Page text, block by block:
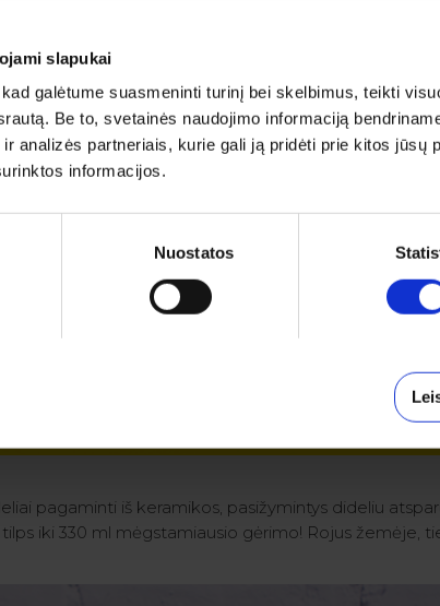
slapukai
galėtume suasmeninti turinį bei skelbimus, teikti
Be to, svetainės naudojimo informaciją
analizės partneriais, kurie gali ją pridėti prie kitos jūsų
informacijos.
Nuostatos
pagaminti iš keramikos, pasižymintys dideliu
iki 330 ml mėgstamiausio gėrimo! Rojus žemėje,